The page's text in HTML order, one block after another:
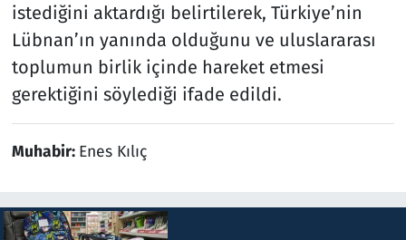
istediğini aktardığı belirtilerek, Türkiye’nin
Lübnan’ın yanında olduğunu ve uluslararası
toplumun birlik içinde hareket etmesi
gerektiğini söylediği ifade edildi.
Muhabir: Enes Kılıç